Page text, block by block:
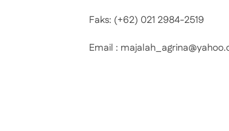
Faks: (+62) 021 2984-2519
Email :